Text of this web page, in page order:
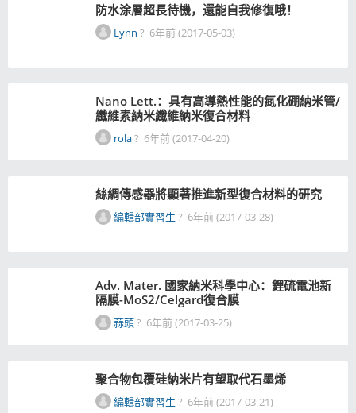
防水涂層超長待機，還能自我修復哦！
Lynn ? 6年前 (2017-05-03)
Nano Lett.：具有高導熱性能的氮化硼納米管/
纖維素納米纖維納米復合材料
rola? 6年前 (2017-04-20)
絲綢傳感器將顯著推進新型復合材料的研究
編輯部實習生 ? 6年前 (2017-03-28)
Adv. Mater. 國家納米科學中心：鋰硫電池新
隔膜-MoS2/Celgard復合膜
蒜頭? 6年前 (2017-03-25)
聚合物包覆硅納米片有望取代石墨烯
編輯部實習生 ? 6年前 (2017-03-21)